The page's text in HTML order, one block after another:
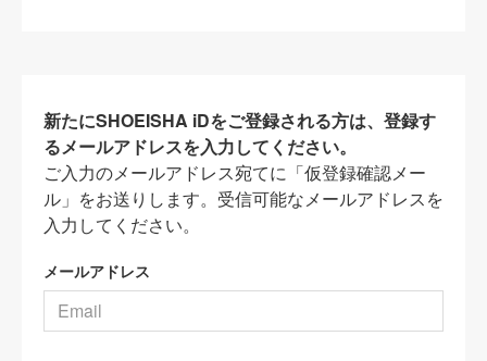
新たにSHOEISHA iDをご登録される方は、登録す
るメールアドレスを入力してください。
ご入力のメールアドレス宛てに「仮登録確認メー
ル」をお送りします。受信可能なメールアドレスを
入力してください。
メールアドレス